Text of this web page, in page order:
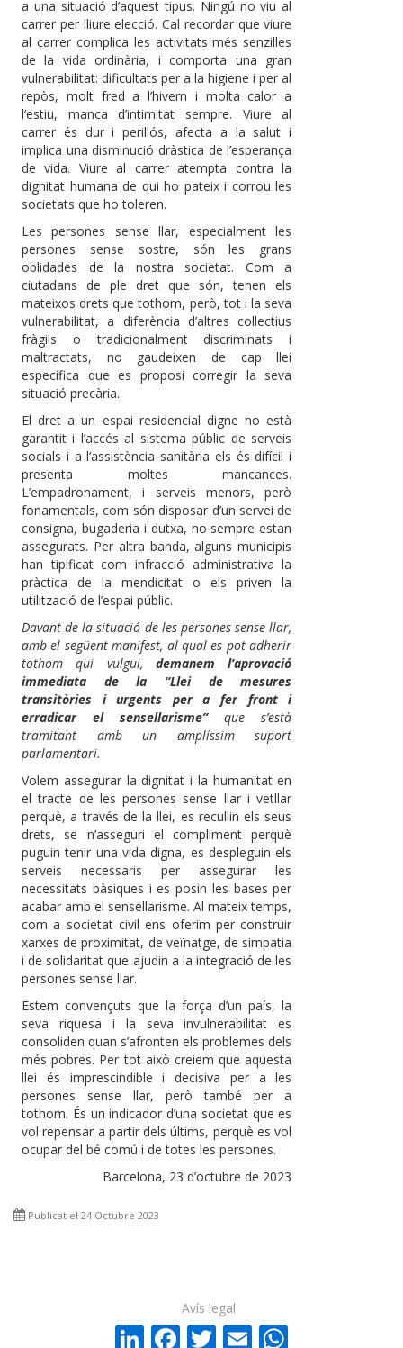
a una situació d’aquest tipus. Ningú no viu al
carrer per lliure elecció. Cal recordar que viure
al carrer complica les activitats més senzilles
de la vida ordinària, i comporta una gran
vulnerabilitat: dificultats per a la higiene i per al
repòs, molt fred a l’hivern i molta calor a
l’estiu, manca d’intimitat sempre. Viure al
carrer és dur i perillós, afecta a la salut i
implica una disminució dràstica de l’esperança
de vida. Viure al carrer atempta contra la
dignitat humana de qui ho pateix i corrou les
societats que ho toleren.
Les persones sense llar, especialment les
persones sense sostre, són les grans
oblidades de la nostra societat. Com a
ciutadans de ple dret que són, tenen els
mateixos drets que tothom, però, tot i la seva
vulnerabilitat, a diferència d’altres col·lectius
fràgils o tradicionalment discriminats i
maltractats, no gaudeixen de cap llei
específica que es proposi corregir la seva
situació precària.
El dret a un espai residencial digne no està
garantit i l’accés al sistema públic de serveis
socials i a l’assistència sanitària els és difícil i
presenta moltes mancances.
L’empadronament, i serveis menors, però
fonamentals, com són disposar d’un servei de
consigna, bugaderia i dutxa, no sempre estan
assegurats. Per altra banda, alguns municipis
han tipificat com infracció administrativa la
pràctica de la mendicitat o els priven la
utilització de l’espai públic.
Davant de la situació de les persones sense llar,
amb el següent manifest, al qual es pot adherir
tothom qui vulgui, demanem l’aprovació
immediata de la “Llei de mesures
transitòries i urgents per a fer front i
erradicar el sensellarisme”que s’està
tramitant amb un amplíssim suport
parlamentari.
Volem assegurar la dignitat i la humanitat en
el tracte de les persones sense llar i vetllar
perquè, a través de la llei, es recullin els seus
drets, se n’asseguri el compliment perquè
puguin tenir una vida digna, es despleguin els
serveis necessaris per assegurar les
necessitats bàsiques i es posin les bases per
acabar amb el sensellarisme. Al mateix temps,
com a societat civil ens oferim per construir
xarxes de proximitat, de veïnatge, de simpatia
i de solidaritat que ajudin a la integració de les
persones sense llar.
Estem convençuts que la força d’un país, la
seva riquesa i la seva invulnerabilitat es
consoliden quan s’afronten els problemes dels
més pobres. Per tot això creiem que aquesta
llei és imprescindible i decisiva per a les
persones sense llar, però també per a
tothom. És un indicador d’una societat que es
vol repensar a partir dels últims, perquè es vol
ocupar del bé comú i de totes les persones.
Barcelona, 23 d’octubre de 2023
Publicat el 24 Octubre 2023
LinkedIn
Facebook
Twitter
Email
Avís legal